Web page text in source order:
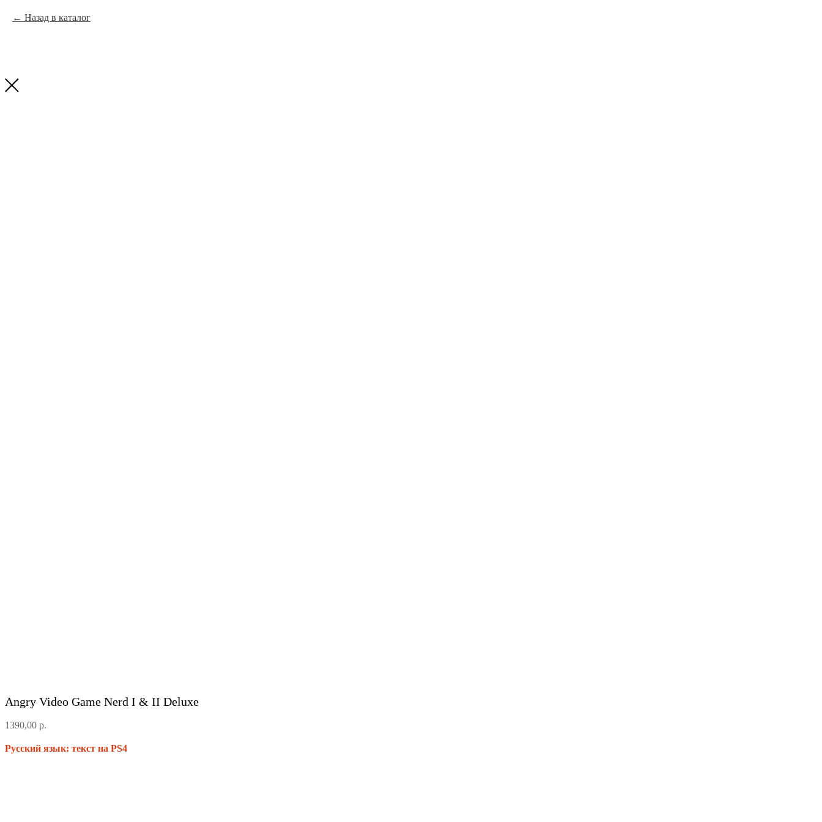
Назад в каталог
Angry Video Game Nerd I & II Deluxe
1390,00 р.
Русский язык: текст на PS4